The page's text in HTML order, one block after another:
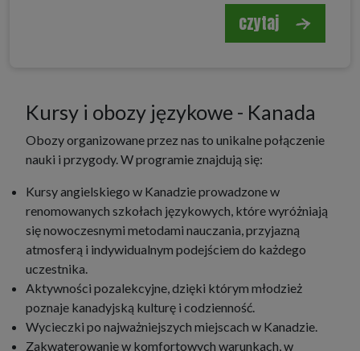
czytaj
Kursy i obozy językowe - Kanada
Obozy organizowane przez nas to unikalne połączenie
nauki i przygody. W programie znajdują się:
Kursy angielskiego w Kanadzie prowadzone w
renomowanych szkołach językowych, które wyróżniają
się nowoczesnymi metodami nauczania, przyjazną
atmosferą i indywidualnym podejściem do każdego
uczestnika.
Aktywności pozalekcyjne, dzięki którym młodzież
poznaje kanadyjską kulturę i codzienność.
Wycieczki po najważniejszych miejscach w Kanadzie.
Zakwaterowanie w komfortowych warunkach, w